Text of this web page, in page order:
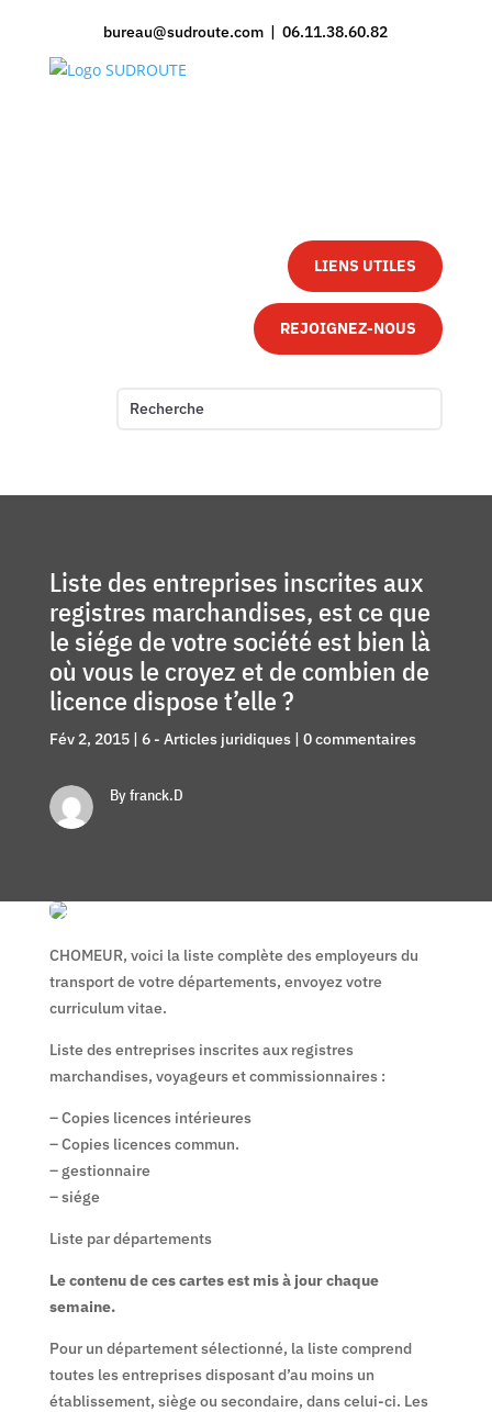
bureau@sudroute.com | 06.11.38.60.82
LIENS UTILES
REJOIGNEZ-NOUS
Liste des entreprises inscrites aux
registres marchandises, est ce que
le siége de votre société est bien là
où vous le croyez et de combien de
licence dispose t’elle ?
Fév 2, 2015| 6 - Articles juridiques| 0 commentaires
By franck.D
CHOMEUR, voici la liste complète des employeurs du
transport de votre départements, envoyez votre
curriculum vitae.
Liste des entreprises inscrites aux registres
marchandises, voyageurs et commissionnaires :
– Copies licences intérieures
– Copies licences commun.
– gestionnaire
– siége
Liste par départements
Le contenu de ces cartes est mis à jour chaque
semaine.
Pour un département sélectionné, la liste comprend
toutes les entreprises disposant d’au moins un
établissement, siège ou secondaire, dans celui-ci. Les